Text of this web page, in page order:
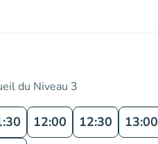
du Niveau 3
12:00 12:30 13:00